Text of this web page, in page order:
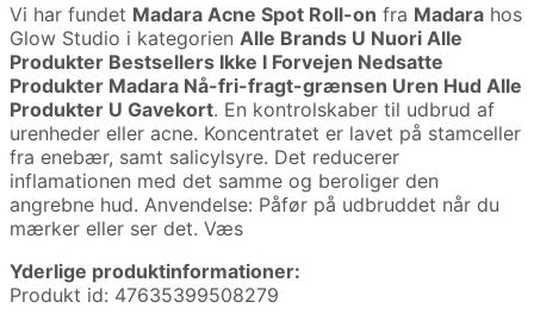
Vi har fundet Madara Acne Spot Roll-on fra Madara hos
Glow Studio i kategorien Alle Brands U Nuori Alle
Produkter Bestsellers Ikke I Forvejen Nedsatte
Produkter Madara Nå-fri-fragt-grænsen Uren Hud Alle
Produkter U Gavekort. En kontrolskaber til udbrud af
urenheder eller acne. Koncentratet er lavet på stamceller
fra enebær, samt salicylsyre. Det reducerer
inflamationen med det samme og beroliger den
angrebne hud. Anvendelse: Påfør på udbruddet når du
mærker eller ser det. Væs
Yderlige produktinformationer:
Produkt id: 47635399508279